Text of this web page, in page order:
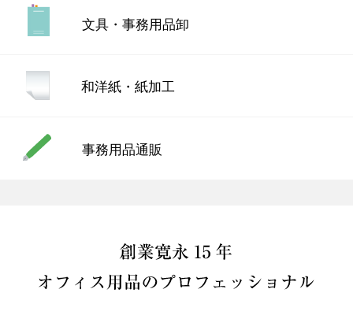
文具・事務用品卸
和洋紙・紙加工
事務用品通販